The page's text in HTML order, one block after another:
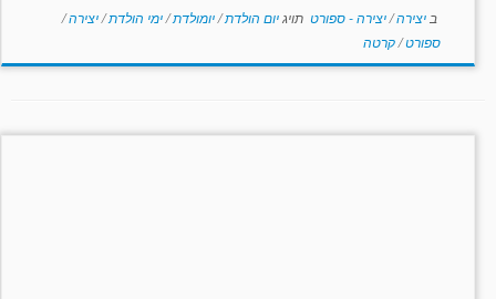
ב יצירה/יצירה - ספורט תויגיום הולדת/יומולדת/ימי הולדת/יצירה/
ספורט/קרטה